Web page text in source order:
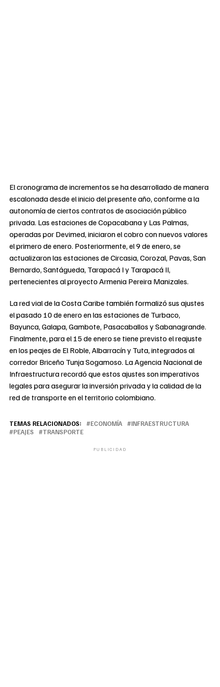
El cronograma de incrementos se ha desarrollado de manera
escalonada desde el inicio del presente año, conforme a la
autonomía de ciertos contratos de asociación público
privada. Las estaciones de Copacabana y Las Palmas,
operadas por Devimed, iniciaron el cobro con nuevos valores
el primero de enero. Posteriormente, el 9 de enero, se
actualizaron las estaciones de Circasia, Corozal, Pavas, San
Bernardo, Santágueda, Tarapacá I y Tarapacá II,
pertenecientes al proyecto Armenia Pereira Manizales.
La red vial de la Costa Caribe también formalizó sus ajustes
el pasado 10 de enero en las estaciones de Turbaco,
Bayunca, Galapa, Gambote, Pasacaballos y Sabanagrande.
Finalmente, para el 15 de enero se tiene previsto el reajuste
en los peajes de El Roble, Albarracín y Tuta, integrados al
corredor Briceño Tunja Sogamoso. La Agencia Nacional de
Infraestructura recordó que estos ajustes son imperativos
legales para asegurar la inversión privada y la calidad de la
red de transporte en el territorio colombiano.
TEMAS RELACIONADOS: ECONOMÍA
INFRAESTRUCTURA
PEAJES
TRANSPORTE
PUBLICIDAD